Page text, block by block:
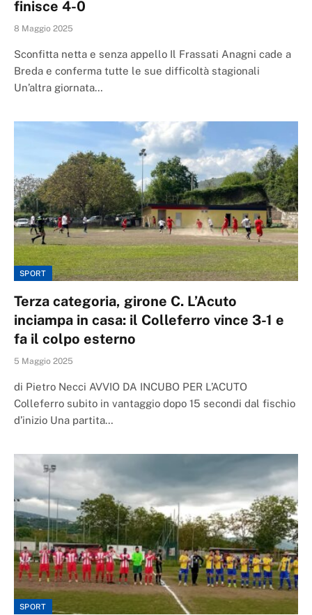
finisce 4-0
8 Maggio 2025
Sconfitta netta e senza appello Il Frassati Anagni cade a
Breda e conferma tutte le sue difficoltà stagionali
Un’altra giornata…
SPORT
Terza categoria, girone C. L’Acuto
inciampa in casa: il Colleferro vince 3-1 e
fa il colpo esterno
5 Maggio 2025
di Pietro Necci AVVIO DA INCUBO PER L’ACUTO
Colleferro subito in vantaggio dopo 15 secondi dal fischio
d’inizio Una partita…
SPORT